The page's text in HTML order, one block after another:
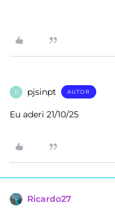
P pjsinpt AUTOR
Eu aderi 21/10/25
Ricardo27